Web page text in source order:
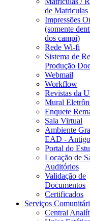
de Matriculas
Impressões
(somente
dos campi)
Rede Wi-fi
Sistema de
Produção
Webmail
Workflow
Revistas da
Mural
Enquete
Sala Virtual
Ambiente
EAD - Antigo
Portal do
Locação de
Auditórios
Validação de
Documentos
Certificados
Serviços
Central